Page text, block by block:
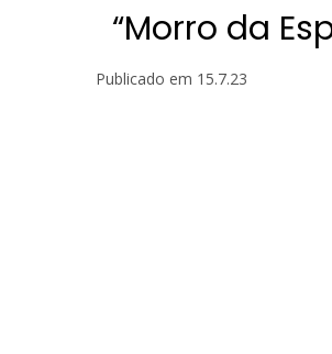
“Morro da
Publicado em 15.7.23